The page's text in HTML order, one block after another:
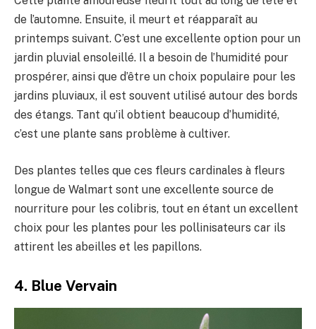
de l’automne. Ensuite, il meurt et réapparaît au
printemps suivant. C’est une excellente option pour un
jardin pluvial ensoleillé. Il a besoin de l’humidité pour
prospérer, ainsi que d’être un choix populaire pour les
jardins pluviaux, il est souvent utilisé autour des bords
des étangs. Tant qu’il obtient beaucoup d’humidité,
c’est une plante sans problème à cultiver.
Des plantes telles que ces fleurs cardinales à fleurs
longue de Walmart sont une excellente source de
nourriture pour les colibris, tout en étant un excellent
choix pour les plantes pour les pollinisateurs car ils
attirent les abeilles et les papillons.
4. Blue Vervain